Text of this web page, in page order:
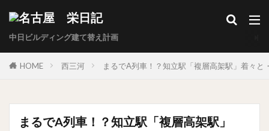
中日ビルディング建て替え計画
HOME 西三河 まるでA列車！？知立駅「複層高架駅」着々
まるでA列車！？知立駅「複層高架駅」